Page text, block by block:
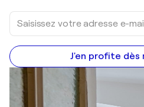
J'en profite dès